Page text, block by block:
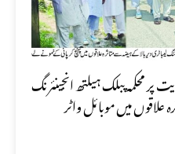
محکمہ پبلک ہیلتھ انجینئرنگ
علاقوں میں موبائل واٹر